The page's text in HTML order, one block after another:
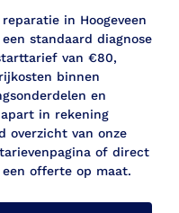
in Hoogeveen
standaard diagnose
van €80,
binnen
en
in rekening
overzicht van onze
of direct
offerte op maat.